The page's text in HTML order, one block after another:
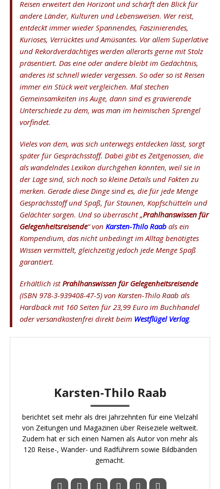
Reisen erweitert den Horizont und schärft den Blick für
andere Länder, Kulturen und Lebensweisen. Wer reist,
entdeckt immer wieder Spannendes, Faszinierendes,
Kurioses, Verrücktes und Amüsantes. Vor allem Superlative
und Rekordverdächtiges werden allerorts gerne mit Stolz
präsentiert. Das eine oder andere bleibt im Gedächtnis,
anderes ist schnell wieder vergessen. So oder so ist Reisen
immer ein Stück weit vergleichen. Mal stechen
Gemeinsamkeiten ins Auge, dann sind es gravierende
Unterschiede zu dem, was man im heimischen Sprengel
vorfindet.
Vieles von dem, was sich unterwegs entdecken lässt, sorgt
später für Gesprächsstoff. Dabei gibt es Zeitgenossen, die
als wandelndes Lexikon durchgehen könnten, weil sie in
der Lage sind, sich noch so kleine Details und Fakten zu
merken. Gerade diese Dinge sind es, die für jede Menge
Gesprächsstoff und Spaß, für Staunen, Kopfschütteln und
Gelächter sorgen. Und so überrascht „Prahlhanswissen für
Gelegenheitsreisende“ von Karsten-Thilo Raab als ein
Kompendium, das nicht unbedingt im Alltag benötigtes
Wissen vermittelt, gleichzeitig jedoch jede Menge Spaß
garantiert.
Erhältlich istPrahlhanswissen für Gelegenheitsreisende
(ISBN 978-3-939408-47-5) von Karsten-Thilo Raab als
Hardback mit 160 Seiten für 23,99 Euro im Buchhandel
oder versandkostenfrei direkt beim Westflügel Verlag.
Karsten-Thilo Raab
berichtet seit mehr als drei Jahrzehnten für eine Vielzahl
von Zeitungen und Magazinen über Reiseziele weltweit.
Zudem hat er sich einen Namen als Autor von mehr als
120 Reise-, Wander- und Radführern sowie Bildbänden
gemacht.